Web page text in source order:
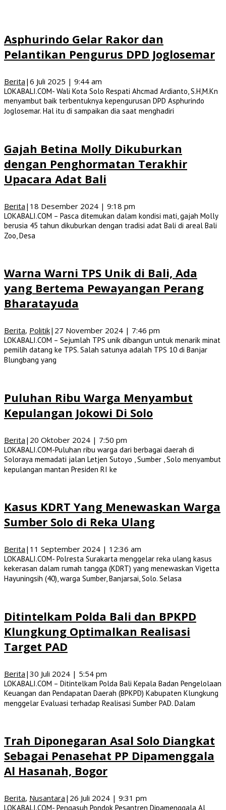
Asphurindo Gelar Rakor dan
Pelantikan Pengurus DPD Joglosemar
Berita | 6 Juli 2025 | 9:44 am
LOKABALI.COM- Wali Kota Solo Respati Ahcmad Ardianto, S.H,M.Kn
menyambut baik terbentuknya kepengurusan DPD Asphurindo
Joglosemar. Hal itu di sampaikan dia saat menghadiri
Gajah Betina Molly Dikuburkan
dengan Penghormatan Terakhir
Upacara Adat Bali
Berita | 18 Desember 2024 | 9:18 pm
LOKABALI.COM – Pasca ditemukan dalam kondisi mati, gajah Molly
berusia 45 tahun dikuburkan dengan tradisi adat Bali di areal Bali
Zoo, Desa
Warna Warni TPS Unik di Bali, Ada
yang Bertema Pewayangan Perang
Bharatayuda
Berita, Politik| 27 November 2024 | 7:46 pm
LOKABALI.COM – Sejumlah TPS unik dibangun untuk menarik minat
pemilih datang ke TPS. Salah satunya adalah TPS 10 di Banjar
Blungbang yang
Puluhan Ribu Warga Menyambut
Kepulangan Jokowi Di Solo
Berita | 20 Oktober 2024 | 7:50 pm
LOKABALI.COM-Puluhan ribu warga dari berbagai daerah di
Soloraya memadati jalan Letjen Sutoyo , Sumber , Solo menyambut
kepulangan mantan Presiden RI ke
Kasus KDRT Yang Menewaskan Warga
Sumber Solo di Reka Ulang
Berita | 11 September 2024 | 12:36 am
LOKABALI.COM- Polresta Surakarta menggelar reka ulang kasus
kekerasan dalam rumah tangga (KDRT) yang menewaskan Vigetta
Hayuningsih (40), warga Sumber, Banjarsai, Solo. Selasa
Ditintelkam Polda Bali dan BPKPD
Klungkung Optimalkan Realisasi
Target PAD
Berita | 30 Juli 2024 | 5:54 pm
LOKABALI.COM – Ditintelkam Polda Bali Kepala Badan Pengelolaan
Keuangan dan Pendapatan Daerah (BPKPD) Kabupaten Klungkung
menggelar Evaluasi terhadap Realisasi Sumber PAD. Dalam
Trah Diponegaran Asal Solo Diangkat
Sebagai Penasehat PP Dipamenggala
Al Hasanah, Bogor
Berita, Nusantara | 26 Juli 2024 | 9:31 pm
LOKABALI.COM- Pengasuh Pondok Pesantren Dipamenggala Al